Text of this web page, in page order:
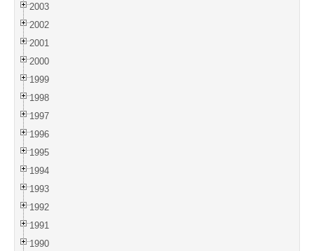
2003
2002
2001
2000
1999
1998
1997
1996
1995
1994
1993
1992
1991
1990